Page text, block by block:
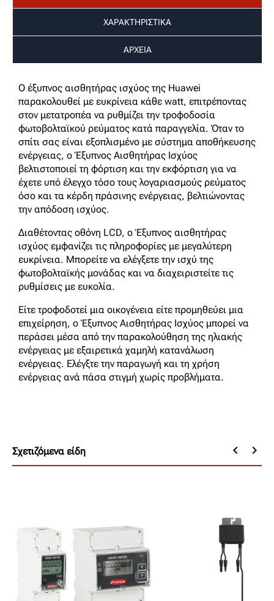
ΧΑΡΑΚΤΗΡΙΣΤΙΚΑ
ΑΡΧΕΙΑ
Ο έξυπνος αισθητήρας ισχύος της Huawei
παρακολουθεί με ευκρίνεια κάθε watt, επιτρέποντας
στον μετατροπέα να ρυθμίζει την τροφοδοσία
φωτοβολταϊκού ρεύματος κατά παραγγελία. Όταν το
σπίτι σας είναι εξοπλισμένο με σύστημα αποθήκευσης
ενέργειας, ο Έξυπνος Αισθητήρας Ισχύος
βελτιστοποιεί τη φόρτιση και την εκφόρτιση για να
έχετε υπό έλεγχο τόσο τους λογαριασμούς ρεύματος
όσο και τα κέρδη πράσινης ενέργειας, βελτιώνοντας
την απόδοση ισχύος.
Διαθέτοντας οθόνη LCD, ο Έξυπνος αισθητήρας
ισχύος εμφανίζει τις πληροφορίες με μεγαλύτερη
ευκρίνεια. Μπορείτε να ελέγξετε την ισχύ της
φωτοβολταϊκής μονάδας και να διαχειριστείτε τις
ρυθμίσεις με ευκολία.
Είτε τροφοδοτεί μια οικογένεια είτε προμηθεύει μια
επιχείρηση, ο Έξυπνος Αισθητήρας Ισχύος μπορεί να
περάσει μέσα από την παρακολούθηση της ηλιακής
ενέργειας με εξαιρετικά χαμηλή κατανάλωση
ενέργειας. Ελέγξτε την παραγωγή και τη χρήση
ενέργειας ανά πάσα στιγμή χωρίς προβλήματα.
Σχετιζόμενα είδη keyboard_arrow_left keyboard_arrow_right